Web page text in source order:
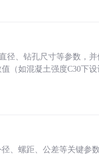
径、钻孔尺寸等参数，
（如混凝土强度C30下
、螺距、公差等关键参